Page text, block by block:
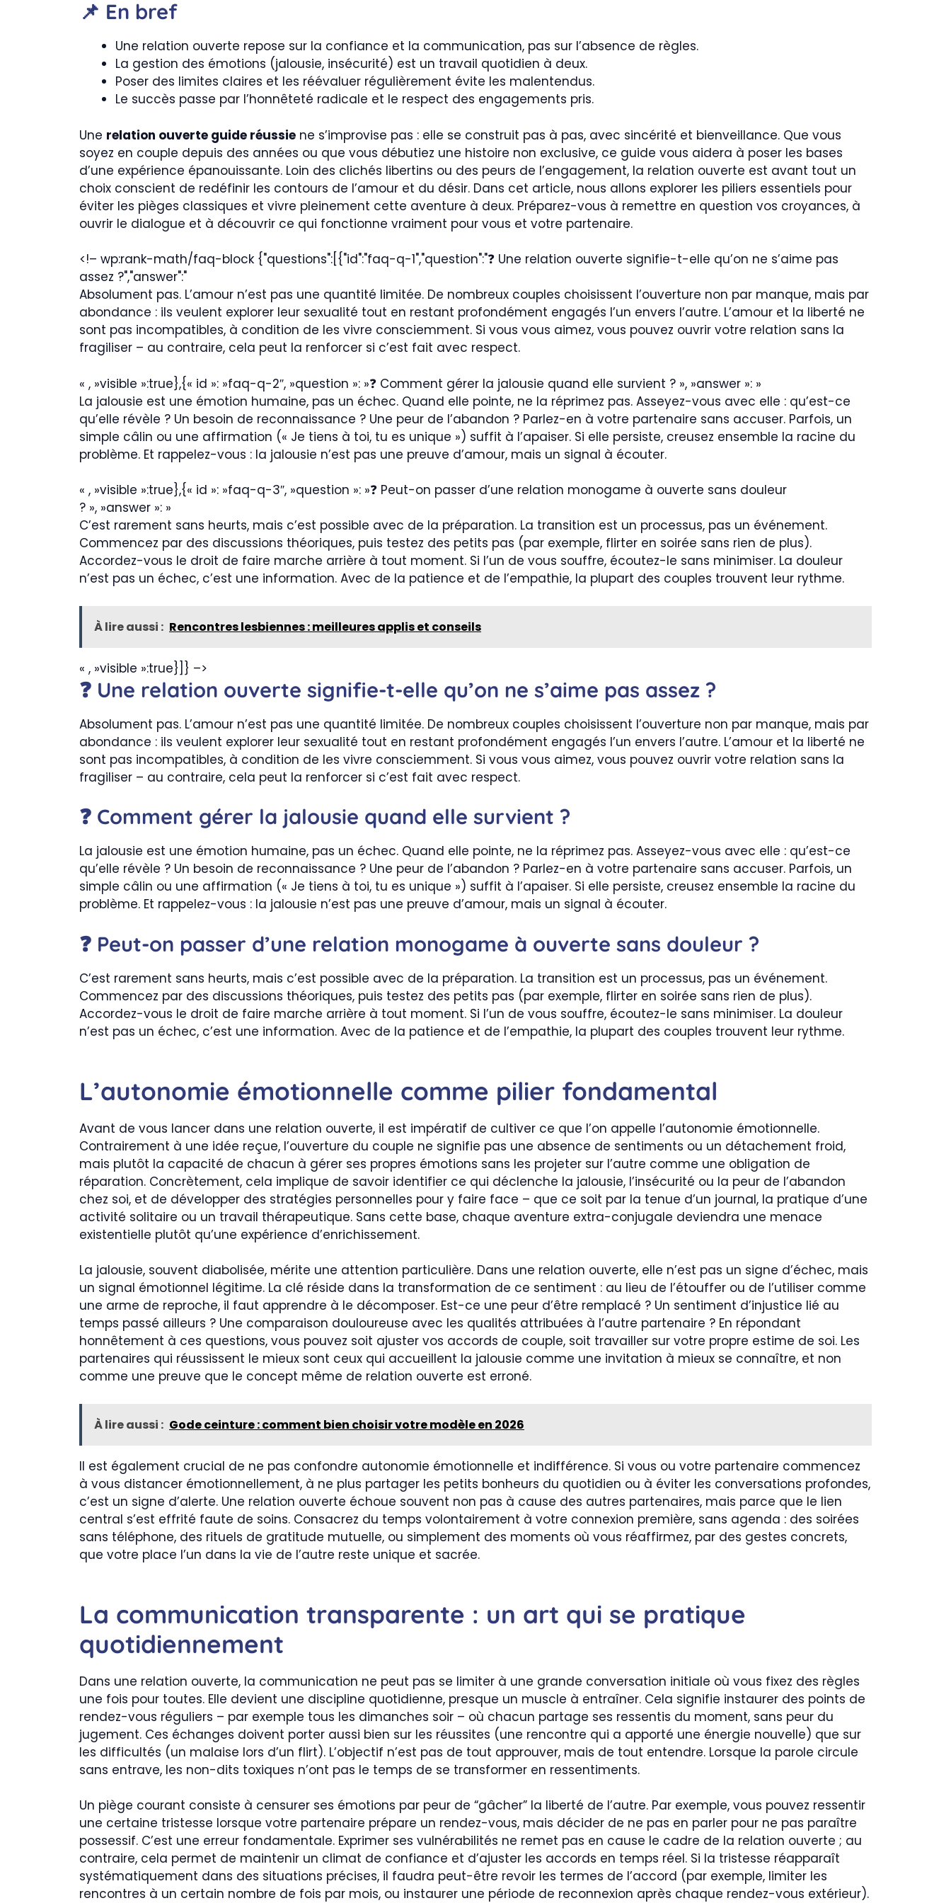
📌 En bref
Une relation ouverte repose sur la confiance et la communication, pas sur l’absence de règles.
La gestion des émotions (jalousie, insécurité) est un travail quotidien à deux.
Poser des limites claires et les réévaluer régulièrement évite les malentendus.
Le succès passe par l’honnêteté radicale et le respect des engagements pris.
Une relation ouverte guide réussie ne s’improvise pas : elle se construit pas à pas, avec sincérité et bienveillance. Que vous
soyez en couple depuis des années ou que vous débutiez une histoire non exclusive, ce guide vous aidera à poser les bases
d’une expérience épanouissante. Loin des clichés libertins ou des peurs de l’engagement, la relation ouverte est avant tout un
choix conscient de redéfinir les contours de l’amour et du désir. Dans cet article, nous allons explorer les piliers essentiels pour
éviter les pièges classiques et vivre pleinement cette aventure à deux. Préparez-vous à remettre en question vos croyances, à
ouvrir le dialogue et à découvrir ce qui fonctionne vraiment pour vous et votre partenaire.
<!– wp:rank-math/faq-block {"questions":[{"id":"faq-q-1","question":"❓ Une relation ouverte signifie-t-elle qu’on ne s’aime pas
assez ?","answer":"
Absolument pas. L’amour n’est pas une quantité limitée. De nombreux couples choisissent l’ouverture non par manque, mais par
abondance : ils veulent explorer leur sexualité tout en restant profondément engagés l’un envers l’autre. L’amour et la liberté ne
sont pas incompatibles, à condition de les vivre consciemment. Si vous vous aimez, vous pouvez ouvrir votre relation sans la
fragiliser – au contraire, cela peut la renforcer si c’est fait avec respect.
« , »visible »:true},{« id »: »faq-q-2″, »question »: »❓ Comment gérer la jalousie quand elle survient ? », »answer »: »
La jalousie est une émotion humaine, pas un échec. Quand elle pointe, ne la réprimez pas. Asseyez-vous avec elle : qu’est-ce
qu’elle révèle ? Un besoin de reconnaissance ? Une peur de l’abandon ? Parlez-en à votre partenaire sans accuser. Parfois, un
simple câlin ou une affirmation (« Je tiens à toi, tu es unique ») suffit à l’apaiser. Si elle persiste, creusez ensemble la racine du
problème. Et rappelez-vous : la jalousie n’est pas une preuve d’amour, mais un signal à écouter.
« , »visible »:true},{« id »: »faq-q-3″, »question »: »❓ Peut-on passer d’une relation monogame à ouverte sans douleur
? », »answer »: »
C’est rarement sans heurts, mais c’est possible avec de la préparation. La transition est un processus, pas un événement.
Commencez par des discussions théoriques, puis testez des petits pas (par exemple, flirter en soirée sans rien de plus).
Accordez-vous le droit de faire marche arrière à tout moment. Si l’un de vous souffre, écoutez-le sans minimiser. La douleur
n’est pas un échec, c’est une information. Avec de la patience et de l’empathie, la plupart des couples trouvent leur rythme.
À lire aussi : Rencontres lesbiennes : meilleures applis et conseils
« , »visible »:true}]} –>
❓ Une relation ouverte signifie-t-elle qu’on ne s’aime pas assez ?
Absolument pas. L’amour n’est pas une quantité limitée. De nombreux couples choisissent l’ouverture non par manque, mais par
abondance : ils veulent explorer leur sexualité tout en restant profondément engagés l’un envers l’autre. L’amour et la liberté ne
sont pas incompatibles, à condition de les vivre consciemment. Si vous vous aimez, vous pouvez ouvrir votre relation sans la
fragiliser – au contraire, cela peut la renforcer si c’est fait avec respect.
❓ Comment gérer la jalousie quand elle survient ?
La jalousie est une émotion humaine, pas un échec. Quand elle pointe, ne la réprimez pas. Asseyez-vous avec elle : qu’est-ce
qu’elle révèle ? Un besoin de reconnaissance ? Une peur de l’abandon ? Parlez-en à votre partenaire sans accuser. Parfois, un
simple câlin ou une affirmation (« Je tiens à toi, tu es unique ») suffit à l’apaiser. Si elle persiste, creusez ensemble la racine du
problème. Et rappelez-vous : la jalousie n’est pas une preuve d’amour, mais un signal à écouter.
❓ Peut-on passer d’une relation monogame à ouverte sans douleur ?
C’est rarement sans heurts, mais c’est possible avec de la préparation. La transition est un processus, pas un événement.
Commencez par des discussions théoriques, puis testez des petits pas (par exemple, flirter en soirée sans rien de plus).
Accordez-vous le droit de faire marche arrière à tout moment. Si l’un de vous souffre, écoutez-le sans minimiser. La douleur
n’est pas un échec, c’est une information. Avec de la patience et de l’empathie, la plupart des couples trouvent leur rythme.
L’autonomie émotionnelle comme pilier fondamental
Avant de vous lancer dans une relation ouverte, il est impératif de cultiver ce que l’on appelle l’autonomie émotionnelle.
Contrairement à une idée reçue, l’ouverture du couple ne signifie pas une absence de sentiments ou un détachement froid,
mais plutôt la capacité de chacun à gérer ses propres émotions sans les projeter sur l’autre comme une obligation de
réparation. Concrètement, cela implique de savoir identifier ce qui déclenche la jalousie, l’insécurité ou la peur de l’abandon
chez soi, et de développer des stratégies personnelles pour y faire face – que ce soit par la tenue d’un journal, la pratique d’une
activité solitaire ou un travail thérapeutique. Sans cette base, chaque aventure extra-conjugale deviendra une menace
existentielle plutôt qu’une expérience d’enrichissement.
La jalousie, souvent diabolisée, mérite une attention particulière. Dans une relation ouverte, elle n’est pas un signe d’échec, mais
un signal émotionnel légitime. La clé réside dans la transformation de ce sentiment : au lieu de l’étouffer ou de l’utiliser comme
une arme de reproche, il faut apprendre à le décomposer. Est-ce une peur d’être remplacé ? Un sentiment d’injustice lié au
temps passé ailleurs ? Une comparaison douloureuse avec les qualités attribuées à l’autre partenaire ? En répondant
honnêtement à ces questions, vous pouvez soit ajuster vos accords de couple, soit travailler sur votre propre estime de soi. Les
partenaires qui réussissent le mieux sont ceux qui accueillent la jalousie comme une invitation à mieux se connaître, et non
comme une preuve que le concept même de relation ouverte est erroné.
À lire aussi : Gode ceinture : comment bien choisir votre modèle en 2026
Il est également crucial de ne pas confondre autonomie émotionnelle et indifférence. Si vous ou votre partenaire commencez
à vous distancer émotionnellement, à ne plus partager les petits bonheurs du quotidien ou à éviter les conversations profondes,
c’est un signe d’alerte. Une relation ouverte échoue souvent non pas à cause des autres partenaires, mais parce que le lien
central s’est effrité faute de soins. Consacrez du temps volontairement à votre connexion première, sans agenda : des soirées
sans téléphone, des rituels de gratitude mutuelle, ou simplement des moments où vous réaffirmez, par des gestes concrets,
que votre place l’un dans la vie de l’autre reste unique et sacrée.
La communication transparente : un art qui se pratique
quotidiennement
Dans une relation ouverte, la communication ne peut pas se limiter à une grande conversation initiale où vous fixez des règles
une fois pour toutes. Elle devient une discipline quotidienne, presque un muscle à entraîner. Cela signifie instaurer des points de
rendez-vous réguliers – par exemple tous les dimanches soir – où chacun partage ses ressentis du moment, sans peur du
jugement. Ces échanges doivent porter aussi bien sur les réussites (une rencontre qui a apporté une énergie nouvelle) que sur
les difficultés (un malaise lors d’un flirt). L’objectif n’est pas de tout approuver, mais de tout entendre. Lorsque la parole circule
sans entrave, les non-dits toxiques n’ont pas le temps de se transformer en ressentiments.
Un piège courant consiste à censurer ses émotions par peur de “gâcher” la liberté de l’autre. Par exemple, vous pouvez ressentir
une certaine tristesse lorsque votre partenaire prépare un rendez-vous, mais décider de ne pas en parler pour ne pas paraître
possessif. C’est une erreur fondamentale. Exprimer ses vulnérabilités ne remet pas en cause le cadre de la relation ouverte ; au
contraire, cela permet de maintenir un climat de confiance et d’ajuster les accords en temps réel. Si la tristesse réapparaît
systématiquement dans des situations précises, il faudra peut-être revoir les termes de l’accord (par exemple, limiter les
rencontres à un certain nombre de fois par mois, ou instaurer une période de reconnexion après chaque rendez-vous extérieur).